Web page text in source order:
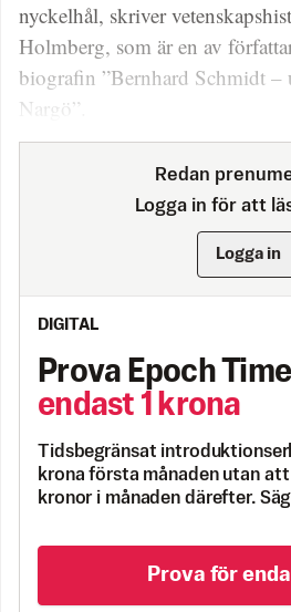
nyckelhål, skriver
Holmberg, som är en av
biografin ”Bernhard Schmidt –
Nargö”.
Redan
Logga in för att
Logga in
DIGITAL
Prova Epoch
endast 1 krona
Tidsbegränsat
krona första månaden utan
kronor i månaden därefter.
Prova för